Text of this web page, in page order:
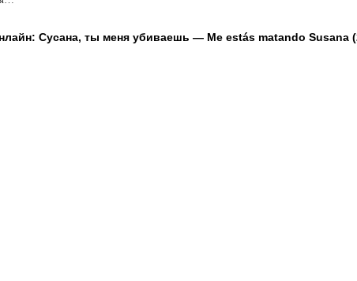
Сусана, ты меня убиваешь — Me estás matando Susana